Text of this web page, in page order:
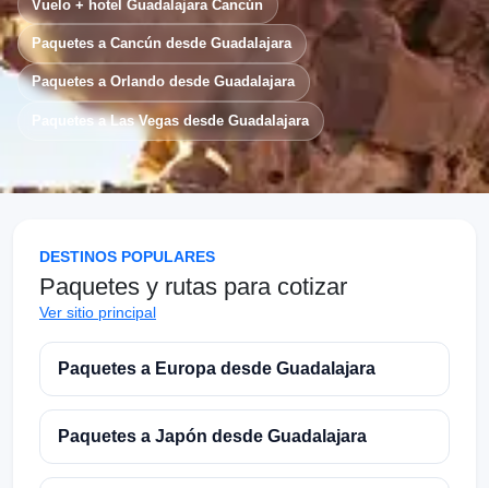
Vuelo + hotel Guadalajara Cancún
Paquetes a Cancún desde Guadalajara
Paquetes a Orlando desde Guadalajara
Paquetes a Las Vegas desde Guadalajara
DESTINOS POPULARES
Paquetes y rutas para cotizar
Ver sitio principal
Paquetes a Europa desde Guadalajara
Paquetes a Japón desde Guadalajara